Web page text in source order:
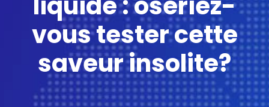
vous tester cette
saveur insolite?